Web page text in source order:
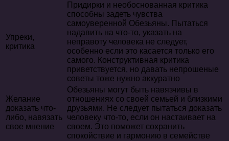
Упреки,
критика
Придирки и необоснованная критика
способны задеть чувства
самоуверенной Обезьяны. Пытаться
надавить на что-то, указать на
неправоту человека не следует,
особенно если это касается только его
самого. Конструктивная критика
приветствуется, но давать непрошеные
советы тоже нужно аккуратно
Желание
доказать что-
либо, навязать
свое мнение
Обезьяны могут быть навязчивы в
отношениях со своей семьей и близкими
друзьями. Не следует пытаться доказать
человеку что-то, если он настаивает на
своем. Это поможет сохранить
спокойствие и гармонию в семействе